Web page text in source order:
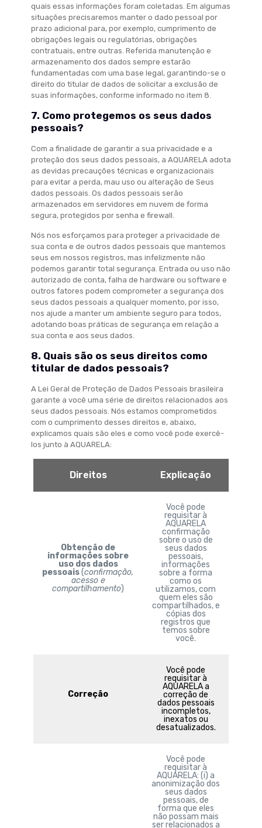
quais essas informações foram coletadas. Em algumas
situações precisaremos manter o dado pessoal por
prazo adicional para, por exemplo, cumprimento de
obrigações legais ou regulatórias, obrigações
contratuais, entre outras. Referida manutenção e
armazenamento dos dados sempre estarão
fundamentadas com uma base legal, garantindo-se o
direito do titular de dados de solicitar a exclusão de
suas informações, conforme informado no item 8.
7. Como protegemos os seus dados
pessoais?
Com a finalidade de garantir a sua privacidade e a
proteção dos seus dados pessoais, a AQUARELA adota
as devidas precauções técnicas e organizacionais
para evitar a perda, mau uso ou alteração de Seus
dados pessoais. Os dados pessoais serão
armazenados em servidores em nuvem de forma
segura, protegidos por senha e firewall.
Nós nos esforçamos para proteger a privacidade de
sua conta e de outros dados pessoais que mantemos
seus em nossos registros, mas infelizmente não
podemos garantir total segurança. Entrada ou uso não
autorizado de conta, falha de hardware ou software e
outros fatores podem comprometer a segurança dos
seus dados pessoais a qualquer momento, por isso,
nos ajude a manter um ambiente seguro para todos,
adotando boas práticas de segurança em relação a
sua conta e aos seus dados.
8. Quais são os seus direitos como
titular de dados pessoais?
A Lei Geral de Proteção de Dados Pessoais brasileira
garante a você uma série de direitos relacionados aos
seus dados pessoais. Nós estamos comprometidos
com o cumprimento desses direitos e, abaixo,
explicamos quais são eles e como você pode exercê-
los junto à AQUARELA:
Direitos Explicação
Obtenção de
informações sobre
uso dos dados
pessoais(confirmação,
acesso e
compartilhamento)
Você pode
requisitar à
AQUARELA
confirmação
sobre o uso de
seus dados
pessoais,
informações
sobre a forma
como os
utilizamos, com
quem eles são
compartilhados, e
cópias dos
registros que
temos sobre
você.
Correção
Você pode
requisitar à
AQUARELA a
correção de
dados pessoais
incompletos,
inexatos ou
desatualizados.
Você pode
requisitar à
AQUARELA: (i) a
anonimização dos
seus dados
pessoais, de
forma que eles
não possam mais
ser relacionados a